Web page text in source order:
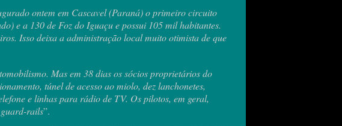
ontem em Cascavel (Paraná) o primeiro circuito
e a 130 de Foz do Iguaçu e possui 105 mil habitantes.
Isso deixa a administração local muito otimista de que
Mas em 38 dias os sócios proprietários do
túnel de acesso ao miolo, dez lanchonetes,
e linhas para rádio de TV. Os pilotos, em geral,
rails”.